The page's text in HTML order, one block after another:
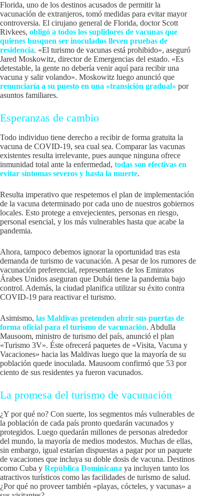
Florida, uno de los destinos acusados de permitir la
vacunación de extranjeros, tomó medidas para evitar mayor
controversia. El cirujano general de Florida, doctor Scott
Rivkees, obligó a todos los suplidores de vacunas que
quienes busquen ser inoculados lleven pruebas de
residencia. «El turismo de vacunas está prohibido», aseguró
Jared Moskowitz, director de Emergencias del estado. «Es
detestable, la gente no debería venir aquí para recibir una
vacuna y salir volando». Moskowitz luego anunció que
renunciaría a su puesto en una «transición gradual» por
asuntos familiares.
Esperanzas de cambio
Todo individuo tiene derecho a recibir de forma gratuita la
vacuna de COVID-19, sea cual sea. Comparar las vacunas
existentes resulta irrelevante, pues aunque ninguna ofrece
inmunidad total ante la enfermedad, todas son efectivas en
evitar síntomas severos y hasta la muerte.
Resulta imperativo que respetemos el plan de implementación
de la vacuna determinado por cada uno de nuestros gobiernos
locales. Esto protege a envejecientes, personas en riesgo,
personal esencial, y los más vulnerables hasta que acabe la
pandemia.
Ahora, tampoco debemos ignorar la oportunidad tras esta
demanda de turismo de vacunación. A pesar de los rumores de
vacunación preferencial, representantes de los Emiratos
Árabes Unidos aseguran que Dubái tiene la pandemia bajo
control. Además, la ciudad planifica utilizar su éxito contra
COVID-19 para reactivar el turismo.
Asimismo, las Maldivas pretenden abrir sus puertas de
forma oficial para el turismo de vacunación. Abdulla
Mausoom, ministro de turismo del país, anunció el plan
«Turismo 3V». Éste ofrecerá paquetes de «Visita, Vacuna y
Vacaciones» hacia las Maldivas luego que la mayoría de su
población quede inoculada. Mausoom confirmó que 53 por
ciento de sus residentes ya fueron vacunados.
La promesa del turismo de vacunación
¿Y por qué no? Con suerte, los segmentos más vulnerables de
la población de cada país pronto quedarán vacunados y
protegidos. Luego quedarán millones de personas alrededor
del mundo, la mayoría de medios modestos. Muchas de ellas,
sin embargo, igual estarían dispuestas a pagar por un paquete
de vacaciones que incluya su doble dosis de vacuna. Destinos
como Cuba y República Dominicana ya incluyen tanto los
atractivos turísticos como las facilidades de turismo de salud.
¿Por qué no proveer también «playas, cócteles, y vacunas» a